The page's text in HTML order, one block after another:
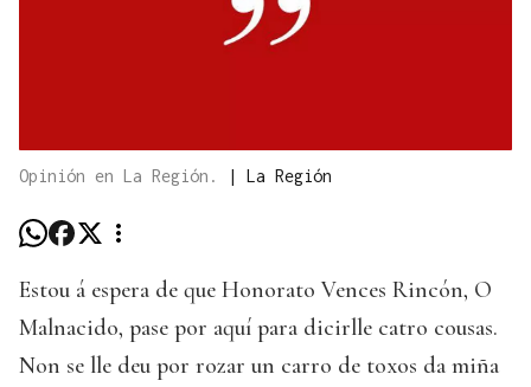
Opinión en La Región. | La Región
Estou á espera de que Honorato Vences Rincón, O
Malnacido, pase por aquí para dicirlle catro cousas.
Non se lle deu por rozar un carro de toxos da miña